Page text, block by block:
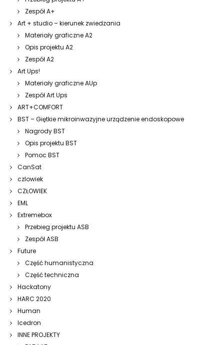
Zespół A+
Art + studio – kierunek zwiedzania
Materiały graficzne A2
Opis projektu A2
Zespół A2
Art Ups!
Materiały graficzne AUp
Zespół Art Ups
ART+COMFORT
BST – Giętkie mikroinwazyjne urządzenie endoskopowe
Nagrody BST
Opis projektu BST
Pomoc BST
CanSat
czlowiek
CZŁOWIEK
EML
Extremebox
Przebieg projektu ASB
Zespół ASB
Future
Część humanistyczna
Część techniczna
Hackatony
HARC 2020
Human
Icedron
INNE PROJEKTY